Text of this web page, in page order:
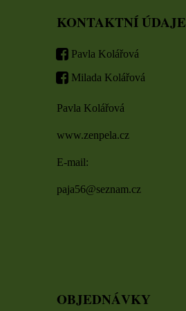
KONTAKTNÍ ÚDAJE
Pavla Kolářová
Milada Kolářová
Pavla Kolářová
www.zenpela.cz
E-mail:
paja56@seznam.cz
OBJEDNÁVKY